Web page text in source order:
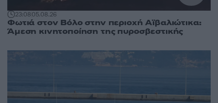
23:0805.08.26
Φωτιά στον Βόλο στην περιοχή Αϊβαλιώτικα:
Άμεση κινητοποίηση της πυροσβεστικής